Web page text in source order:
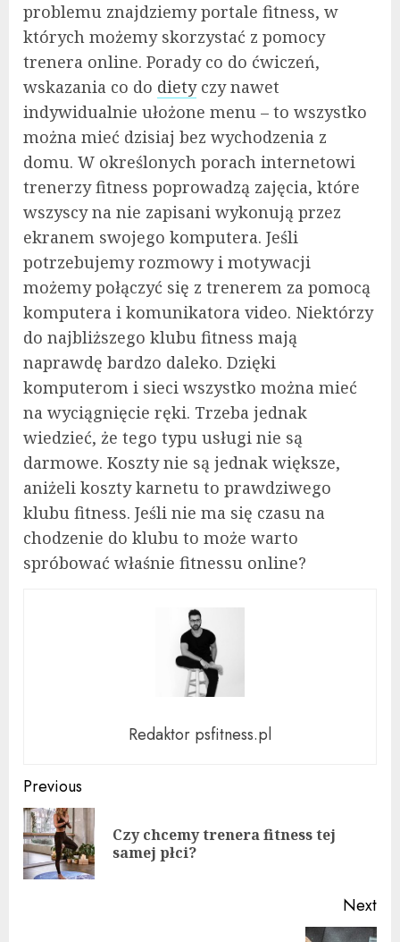
problemu znajdziemy portale fitness, w
których możemy skorzystać z pomocy
trenera online. Porady co do ćwiczeń,
wskazania co do dietyczy nawet
indywidualnie ułożone menu – to wszystko
można mieć dzisiaj bez wychodzenia z
domu. W określonych porach internetowi
trenerzy fitness poprowadzą zajęcia, które
wszyscy na nie zapisani wykonują przez
ekranem swojego komputera. Jeśli
potrzebujemy rozmowy i motywacji
możemy połączyć się z trenerem za pomocą
komputera i komunikatora video. Niektórzy
do najbliższego klubu fitness mają
naprawdę bardzo daleko. Dzięki
komputerom i sieci wszystko można mieć
na wyciągnięcie ręki. Trzeba jednak
wiedzieć, że tego typu usługi nie są
darmowe. Koszty nie są jednak większe,
aniżeli koszty karnetu to prawdziwego
klubu fitness. Jeśli nie ma się czasu na
chodzenie do klubu to może warto
spróbować właśnie fitnessu online?
Redaktor psfitness.pl
Continue
Reading
Previous
Czy chcemy trenera fitness tej
samej płci?
Next